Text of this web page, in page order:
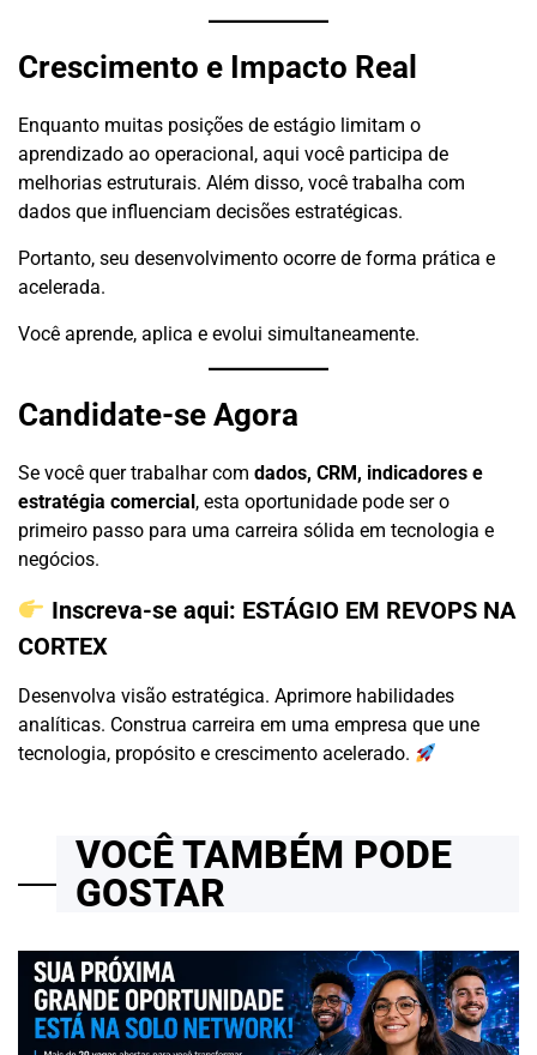
Crescimento e Impacto Real
Enquanto muitas posições de estágio limitam o
aprendizado ao operacional, aqui você participa de
melhorias estruturais. Além disso, você trabalha com
dados que influenciam decisões estratégicas.
Portanto, seu desenvolvimento ocorre de forma prática e
acelerada.
Você aprende, aplica e evolui simultaneamente.
Candidate-se Agora
Se você quer trabalhar com dados, CRM, indicadores e
estratégia comercial , esta oportunidade pode ser o
primeiro passo para uma carreira sólida em tecnologia e
negócios.
Inscreva-se aqui: ESTÁGIO EM REVOPS NA
CORTEX
Desenvolva visão estratégica. Aprimore habilidades
analíticas. Construa carreira em uma empresa que une
tecnologia, propósito e crescimento acelerado.
VOCÊ TAMBÉM PODE
GOSTAR